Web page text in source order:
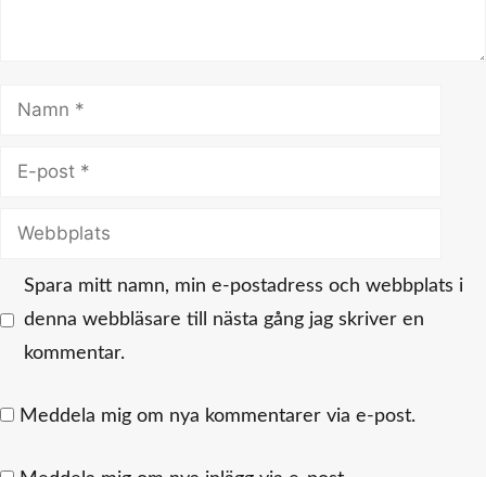
Namn
Webbplats
Spara mitt namn, min e-postadress och webbplats i
denna webbläsare till nästa gång jag skriver en
kommentar.
Meddela mig om nya kommentarer via e-post.